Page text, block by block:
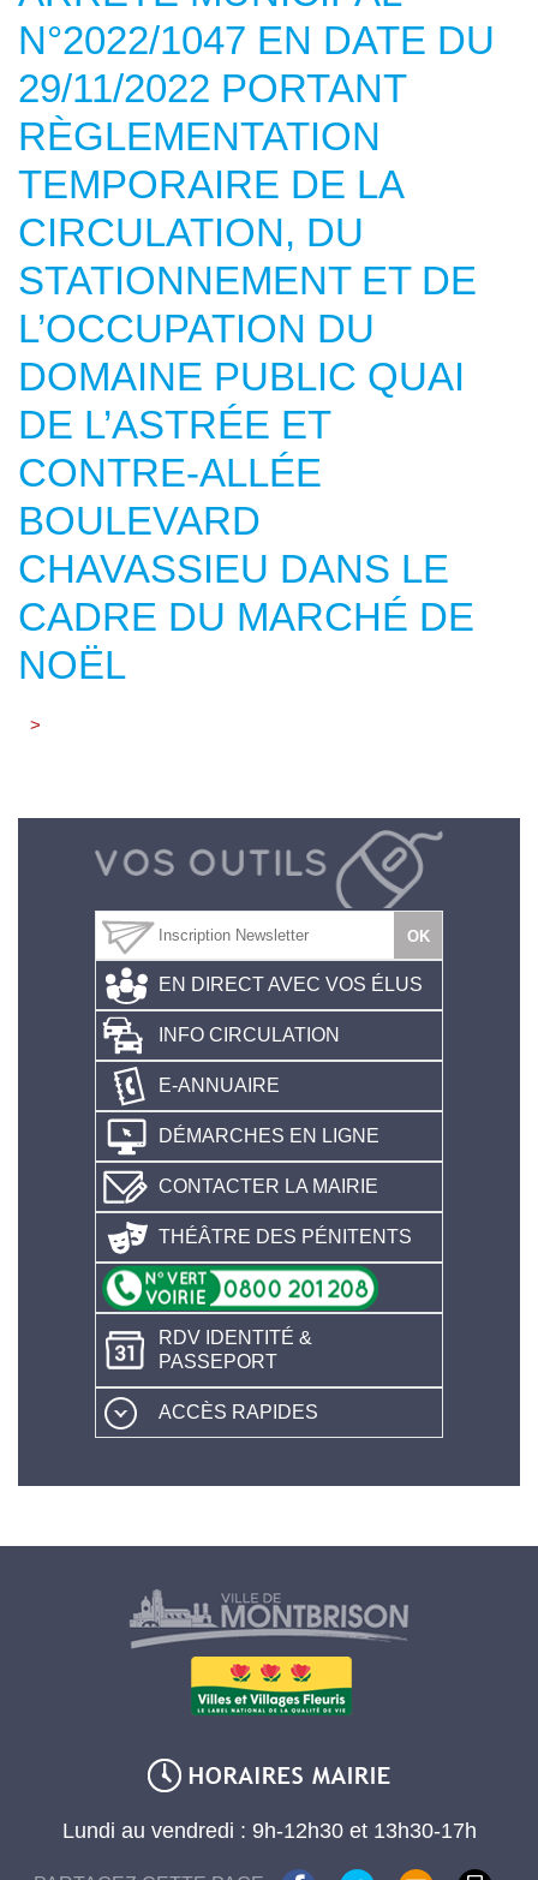
N°2022/1047 EN DATE DU
29/11/2022 PORTANT
RÈGLEMENTATION
TEMPORAIRE DE LA
CIRCULATION, DU
STATIONNEMENT ET DE
L’OCCUPATION DU
DOMAINE PUBLIC QUAI
DE L’ASTRÉE ET
CONTRE-ALLÉE
BOULEVARD
CHAVASSIEU DANS LE
CADRE DU MARCHÉ DE
NOËL
>
EN DIRECT AVEC VOS ÉLUS
INFO CIRCULATION
E-ANNUAIRE
DÉMARCHES EN LIGNE
CONTACTER LA MAIRIE
THÉÂTRE DES PÉNITENTS
RDV IDENTITÉ &
PASSEPORT
ACCÈS RAPIDES
Lundi au vendredi : 9h-12h30 et 13h30-17h